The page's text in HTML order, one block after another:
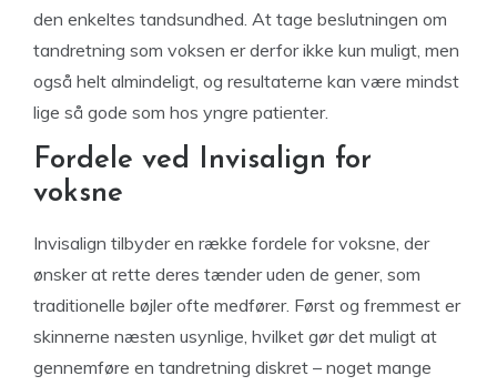
den enkeltes tandsundhed. At tage beslutningen om
tandretning som voksen er derfor ikke kun muligt, men
også helt almindeligt, og resultaterne kan være mindst
lige så gode som hos yngre patienter.
Fordele ved Invisalign for
voksne
Invisalign tilbyder en række fordele for voksne, der
ønsker at rette deres tænder uden de gener, som
traditionelle bøjler ofte medfører. Først og fremmest er
skinnerne næsten usynlige, hvilket gør det muligt at
gennemføre en tandretning diskret – noget mange